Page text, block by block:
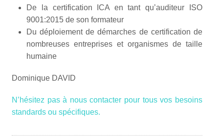
De la certification ICA en tant qu’auditeur ISO
9001:2015 de son formateur
Du déploiement de démarches de certification de
nombreuses entreprises et organismes de taille
humaine
Dominique DAVID
N’hésitez pas à nous contacter pour tous vos besoins
standards ou spécifiques.